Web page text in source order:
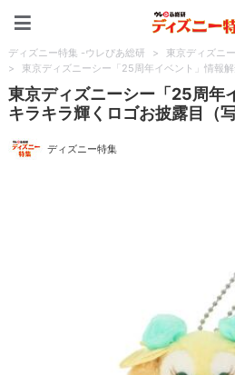
ディズニー特集 -ウレぴあ総研 > 東京ディズニ
>
東京ディズニーシー「25周年イベント」情報
東京ディズニーシー「25周年
キラキラ輝くロゴお披露目（
ディズニー特集